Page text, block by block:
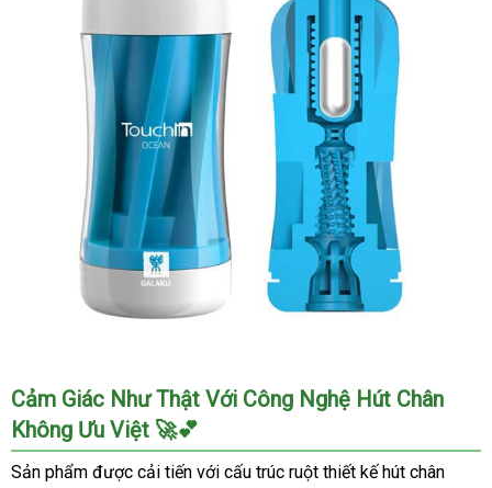
Cốc
Galaku
Touch
Rung
Đa
Cảm Giác Như Thật Với Công Nghệ Hút Chân
Không Ưu Việt 🚀💕
Sản phẩm được cải tiến với cấu trúc ruột thiết kế hút chân